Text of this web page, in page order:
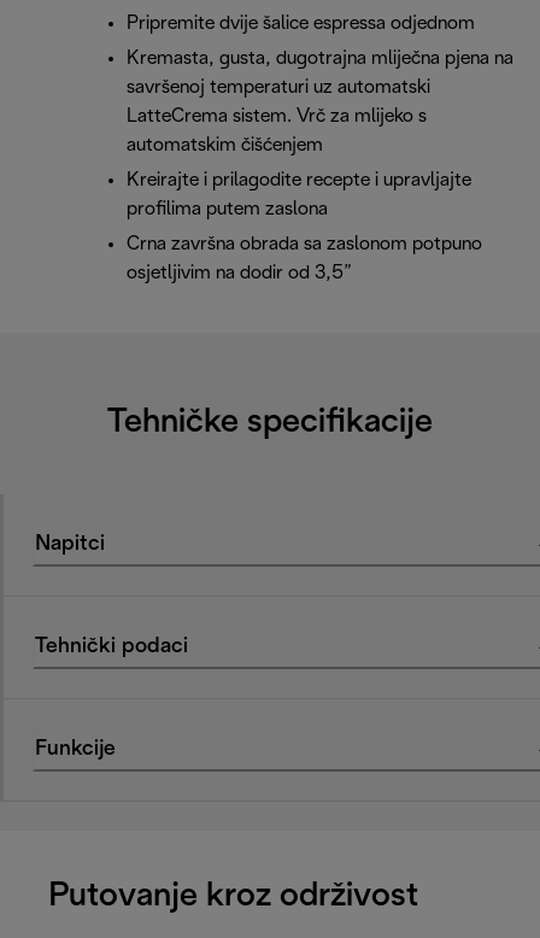
Pripremite dvije šalice espressa odjednom
Kremasta, gusta, dugotrajna mliječna pjena na
savršenoj temperaturi uz automatski
LatteCrema sistem. Vrč za mlijeko s
automatskim čišćenjem
Kreirajte i prilagodite recepte i upravljajte
profilima putem zaslona
Crna završna obrada sa zaslonom potpuno
osjetljivim na dodir od 3,5”
Tehničke specifikacije
Napitci
Tehnički podaci
Funkcije
Putovanje kroz održivost